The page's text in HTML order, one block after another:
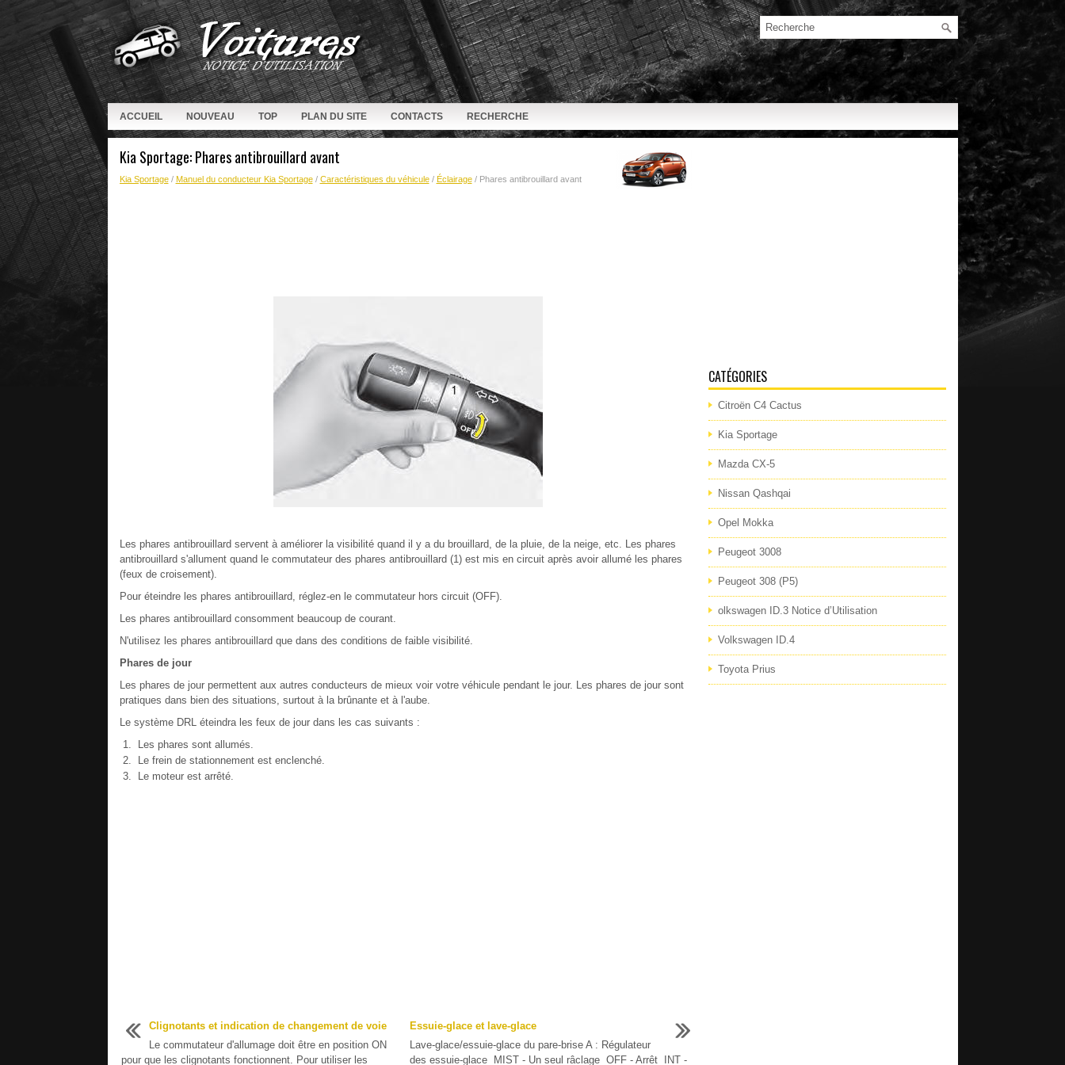
ACCUEIL NOUVEAU TOP PLAN DU SITE CONTACTS RECHERCHE
Kia Sportage: Phares antibrouillard avant
Kia Sportage/ Manuel du conducteur Kia Sportage/ Caractéristiques du véhicule/ Éclairage/ Phares antibrouillard avant
Les phares antibrouillard servent à améliorer la visibilité quand il y a du brouillard, de la pluie, de la neige, etc. Les phares
antibrouillard s'allument quand le commutateur des phares antibrouillard (1) est mis en circuit après avoir allumé les phares
(feux de croisement).
Pour éteindre les phares antibrouillard, réglez-en le commutateur hors circuit (OFF).
Les phares antibrouillard consomment beaucoup de courant.
N'utilisez les phares antibrouillard que dans des conditions de faible visibilité.
Phares de jour
Les phares de jour permettent aux autres conducteurs de mieux voir votre véhicule pendant le jour. Les phares de jour sont
pratiques dans bien des situations, surtout à la brûnante et à l'aube.
Le système DRL éteindra les feux de jour dans les cas suivants :
Les phares sont allumés.
Le frein de stationnement est enclenché.
Le moteur est arrêté.
Clignotants et indication de changement de voie
Le commutateur d'allumage doit être en position ON
pour que les clignotants fonctionnent. Pour utiliser les
Essuie-glace et lave-glace
Lave-glace/essuie-glace du pare-brise A : Régulateur
des essuie-glace MIST - Un seul râclage OFF - Arrêt INT -
CATÉGORIES
Citroën C4 Cactus
Kia Sportage
Mazda CX-5
Nissan Qashqai
Opel Mokka
Peugeot 3008
Peugeot 308 (P5)
olkswagen ID.3 Notice d’Utilisation
Volkswagen ID.4
Toyota Prius